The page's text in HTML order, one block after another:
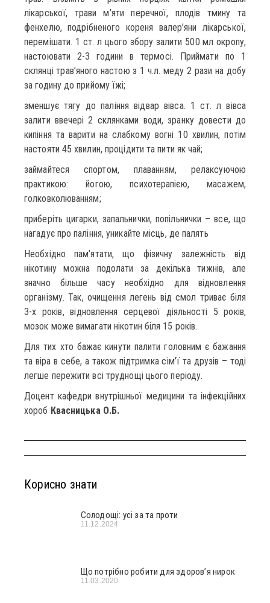
лікарської, трави м’яти перечної, плодів тмину та
фенхелю, подрібненого кореня валер’яни лікарської,
перемішати. 1 ст. л цього збору залити 500 мл окропу,
настоювати 2-3 години в термосі. Приймати по 1
склянці трав’яного настою з 1 ч.л. меду 2 рази на добу
за годину до прийому їжі;
зменшує тягу до паління відвар вівса. 1 ст. л вівса
залити ввечері 2 склянками води, зранку довести до
кипіння та варити на слабкому вогні 10 хвилин, потім
настояти 45 хвилин, процідити та пити як чай;
займайтеся спортом, плаванням, релаксуючою
практикою: йогою, психотерапією, масажем,
голковколюванням;
приберіть цигарки, запальнички, попільнички – все, що
нагадує про паління, уникайте місць, де палять
Необхідно пам’ятати, що фізичну залежність від
нікотину можна подолати за декілька тижнів, але
значно більше часу необхідно для відновлення
організму. Так, очищення легень від смол триває біля
3-х років, відновлення серцевої діяльності 5 років,
мозок може вимагати нікотин біля 15 років.
Для тих хто бажає кинути палити головним є бажання
та віра в себе, а також підтримка сім’ї та друзів – тоді
легше пережити всі труднощі цього періоду.
Доцент кафедри внутрішньої медицини та інфекційних
хороб Квасницька О.Б.
Корисно знати
Солодощі: усі за та проти
11.12.2024
Що потрібно робити для здоров’я нирок
11.03.2020